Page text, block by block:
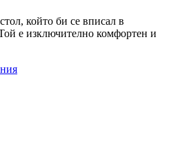
който би се вписал в
е изключително комфортен и